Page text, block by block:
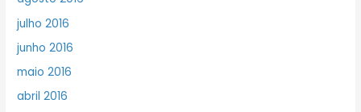
julho 2016
junho 2016
maio 2016
abril 2016